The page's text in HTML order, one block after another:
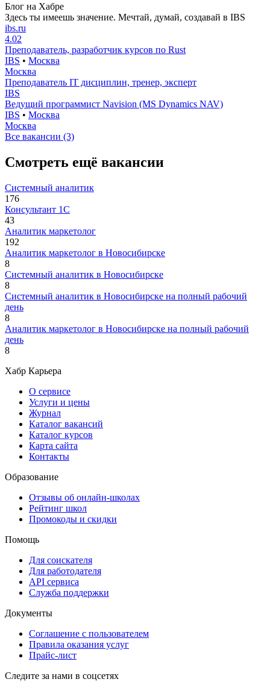
Блог на Хабре
Здесь ты имеешь значение. Мечтай, думай, создавай в IBS
ibs.ru
4.02
Преподаватель, разработчик курсов по Rust
IBS • Москва
Москва
Преподаватель IT дисциплин, тренер, эксперт
IBS
Ведущий программист Navision (MS Dynamics NAV)
IBS • Москва
Москва
Все вакансии (3)
Смотреть ещё вакансии
Системный аналитик
176
Консультант 1С
43
Аналитик маркетолог
192
Аналитик маркетолог в Новосибирске
8
Системный аналитик в Новосибирске
8
Системный аналитик в Новосибирске на полный рабочий
день
8
Аналитик маркетолог в Новосибирске на полный рабочий
день
8
Хабр Карьера
О сервисе
Услуги и цены
Журнал
Каталог вакансий
Каталог курсов
Карта сайта
Контакты
Образование
Отзывы об онлайн-школах
Рейтинг школ
Промокоды и скидки
Помощь
Для соискателя
Для работодателя
API сервиса
Служба поддержки
Документы
Соглашение с пользователем
Правила оказания услуг
Прайс-лист
Следите за нами в соцсетях